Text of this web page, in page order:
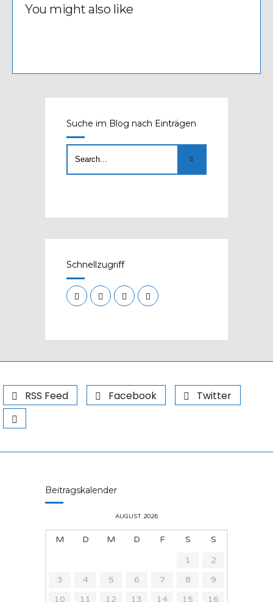
You might also like
Suche im Blog nach Einträgen
Schnellzugriff
RSS Feed Facebook Twitter
Beitragskalender
AUGUST 2026
M D M D F S
S
1
2
3
4 5 6 7 8
9
10
11 12 13 14 15 16